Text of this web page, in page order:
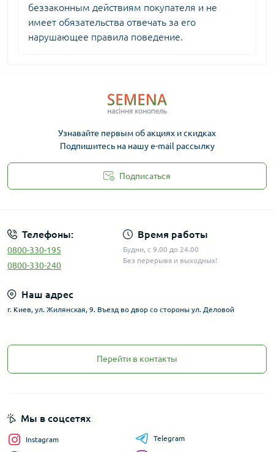
беззаконным действиям покупателя и не
имеет обязательства отвечать за его
нарушающее правила поведение.
Узнавайте первым об акциях и скидках
Подпишитесь на нашу e-mail рассылку
Подписаться
Телефоны:
0800-330-195
0800-330-240
Время работы
Будни, с 9.00 до 24.00
Без перерыва и выходных!
Наш адрес
г. Киев, ул. Жилянская, 9. Въезд во двор со стороны ул. Деловой
Перейти в контакты
Мы в соцсетях
Instagram Telegram